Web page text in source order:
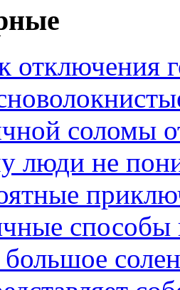
отключения
соломы
люди не
способы